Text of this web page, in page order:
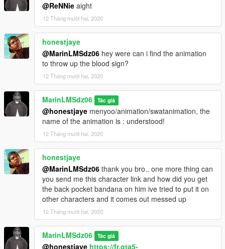
@ReNNie aight
12 Tháng mười hai, 2020
honestjaye
@MarinLMSdz06 hey were can i find the animation
to throw up the blood sign?
12 Tháng mười hai, 2020
MarinLMSdz06 Tác giả
@honestjaye menyoo/animation/swatanimation, the
name of the animation is : understood!
12 Tháng mười hai, 2020
honestjaye
@MarinLMSdz06 thank you bro.. one more thing can
you send me this character link and how did you get
the back pocket bandana on him ive tried to put it on
other characters and it comes out messed up
12 Tháng mười hai, 2020
MarinLMSdz06 Tác giả
@honestjaye https://fr.gta5-